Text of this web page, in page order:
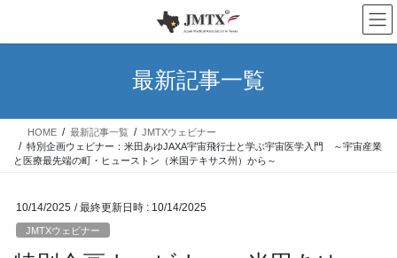
テ
ス
ゲ
ン
最新記事一覧
HOME 最新記事一覧
JMTXウェビナー
特別企画ウェビナー：米田あゆJAXA宇宙飛行士と学ぶ宇宙医学入門 ～宇宙産業
と医療最先端の町・ヒューストン（米国テキサス州）から～
10/14/2025 / 最終更新日時 : 10/14/2025
JMTXウェビナー